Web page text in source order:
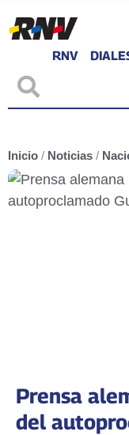
RNV
Inicio / Noticias /
Prensa
del